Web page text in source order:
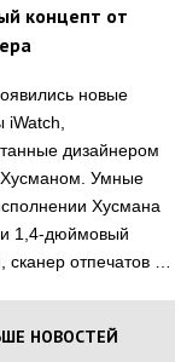
концепт от
новые
iWatch,
дизайнером
Умные
Хусмана
1,4-дюймовый
сканер отпечатов …
НОВОСТЕЙ